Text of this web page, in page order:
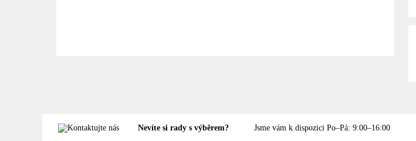
Nevíte si rady s výběrem? Jsme vám k dispozici Po–Pá: 9:00–16:00